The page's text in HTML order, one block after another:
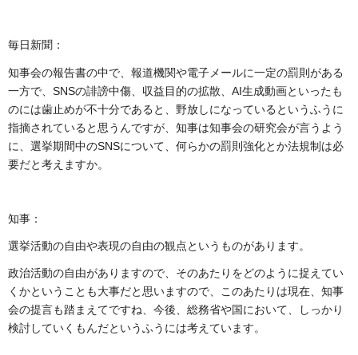
毎日新聞：
知事会の報告書の中で、報道機関や電子メールに一定の罰則がある
一方で、SNSの誹謗中傷、収益目的の拡散、AI生成動画といったも
のには歯止めが不十分であると、野放しになっているというふうに
指摘されていると思うんですが、知事は知事会の研究会が言うよう
に、選挙期間中のSNSについて、何らかの罰則強化とか法規制は必
要だと考えますか。
知事：
選挙活動の自由や表現の自由の観点というものがあります。
政治活動の自由がありますので、そのあたりをどのように捉えてい
くかということも大事だと思いますので、このあたりは現在、知事
会の提言も踏まえてですね、今後、総務省や国において、しっかり
検討していくもんだというふうには考えています。